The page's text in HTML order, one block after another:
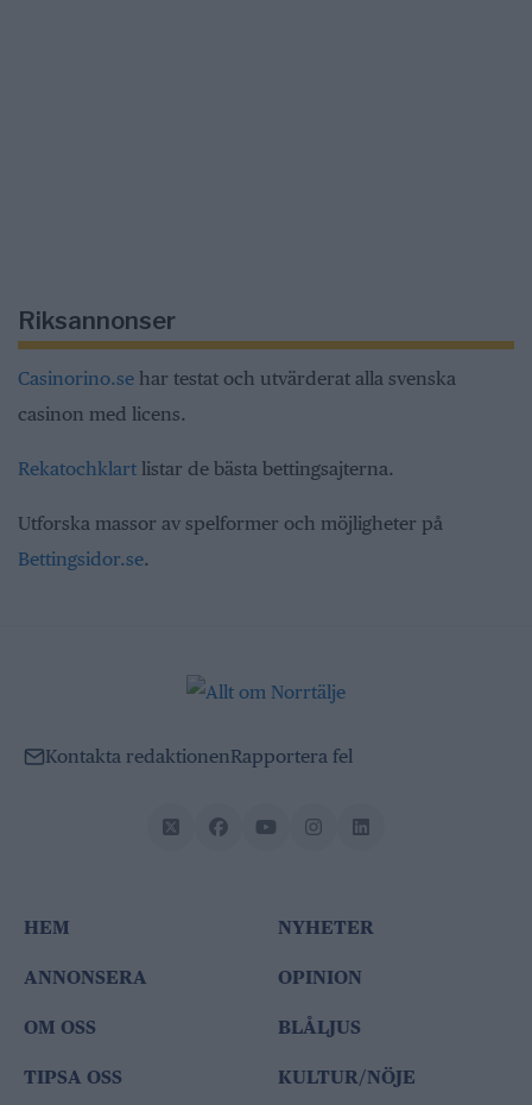
Riksannonser
Casinorino.se har testat och utvärderat alla svenska
casinon med licens.
Rekatochklart listar de bästa bettingsajterna.
Utforska massor av spelformer och möjligheter på
Bettingsidor.se.
Kontakta redaktionenRapportera fel
HEM
ANNONSERA
OM OSS
TIPSA OSS
NYHETER
OPINION
BLÅLJUS
KULTUR/NÖJE